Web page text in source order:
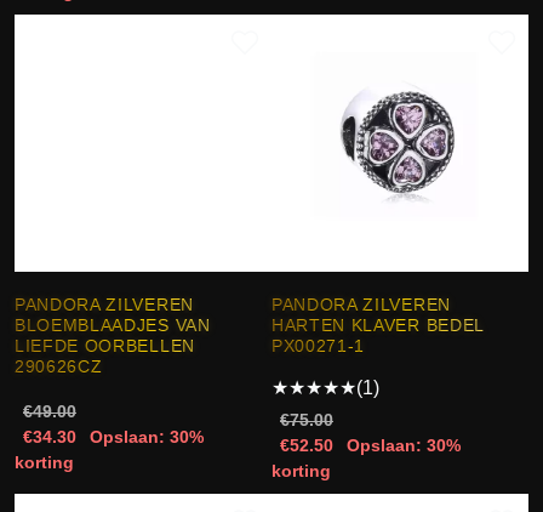
PANDORA ZILVEREN
BLOEMBLAADJES VAN
LIEFDE OORBELLEN
290626CZ
€49.00
€34.30
Opslaan: 30%
korting
PANDORA ZILVEREN
HARTEN KLAVER BEDEL
PX00271-1
★★★★★(1)
€75.00
€52.50
Opslaan: 30%
korting